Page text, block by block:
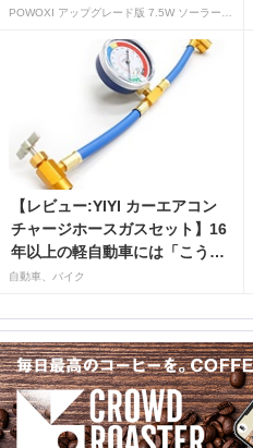
【レビュー:YIYI カーエアコン
チャージホースガスセット】16
年以上の軽自動車には「こうか
はばつぐんだ」が…
自動車、バイク